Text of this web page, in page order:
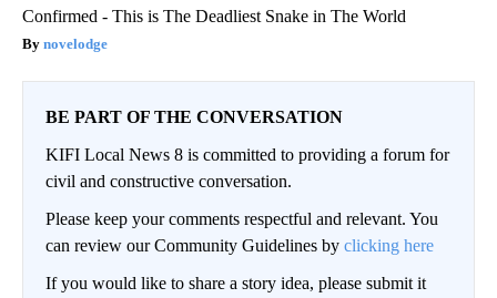
Confirmed - This is The Deadliest Snake in The World
novelodge
BE PART OF THE CONVERSATION
KIFI Local News 8 is committed to providing a forum for
civil and constructive conversation.
Please keep your comments respectful and relevant. You
can review our Community Guidelines by clicking here
If you would like to share a story idea, please submit it